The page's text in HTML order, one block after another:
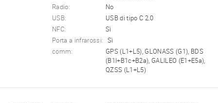
Radio:
No
USB:
USB di tipo C 2.0
NFC:
Sì
Porta a infrarossi:
Sì
comm:
GPS (L1+L5), GLONASS (G1), BDS
(B1I+B1c+B2a), GALILEO (E1+E5a),
QZSS (L1+L5)